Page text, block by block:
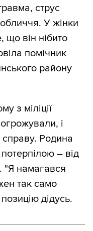
струс
У жінки
що він нібито
помічник
району
з міліції
і
Родина
– від
"Я намагався
так само
дідусь.